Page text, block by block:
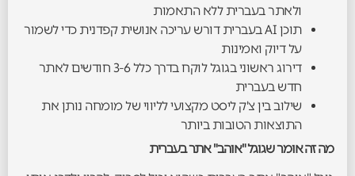
ולאתר בעברית ללא התאמות
תוכן AI בעברית דורש עריכה אנושית קפדנית כדי לשמור
על דיוק ואמינות
דירוג ראשוני בגוגל לוקח בדרך כלל 3-6 חודשים לאתר
חדש בעברית
שילוב בין צ'ק ליסט מקצועי לליווי של מומחה נותן את
התוצאות הטובות ביותר
מה זה אומר שגוגל "אוהב" אתר בעברית